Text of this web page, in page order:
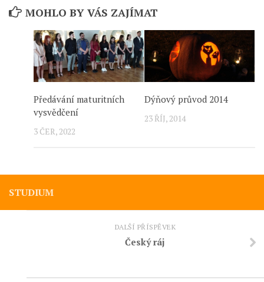
MOHLO BY VÁS ZAJÍMAT
Předávání maturitních
vysvědčení
3 ČER, 2022
Dýňový průvod 2014
23 ŘÍJ, 2014
STUDIUM
DALŠÍ PŘÍSPĚVEK
Český ráj